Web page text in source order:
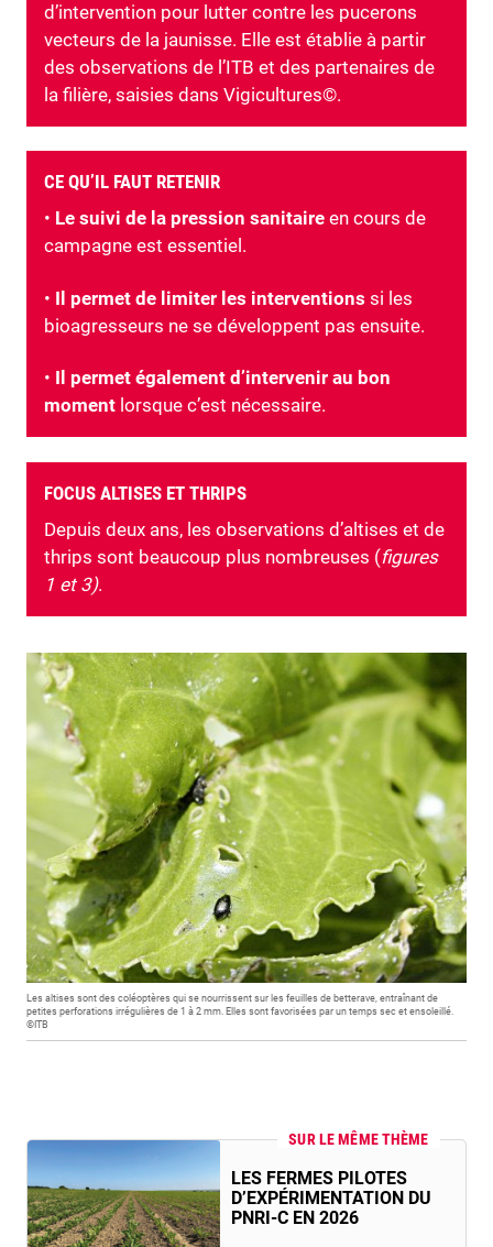
d’intervention pour lutter contre les pucerons
vecteurs de la jaunisse. Elle est établie à partir
des observations de l’ITB et des partenaires de
la filière, saisies dans Vigicultures©.
CE QU’IL FAUT RETENIR
• Le suivi de la pression sanitaire en cours de
campagne est essentiel.
• Il permet de limiter les interventions si les
bioagresseurs ne se développent pas ensuite.
• Il permet également d’intervenir au bon
moment lorsque c’est nécessaire.
FOCUS ALTISES ET THRIPS
Depuis deux ans, les observations d’altises et de
thrips sont beaucoup plus nombreuses (figures
1 et 3).
Les altises sont des coléoptères qui se nourrissent sur les feuilles de betterave, entraînant de
petites perforations irrégulières de 1 à 2 mm. Elles sont favorisées par un temps sec et ensoleillé.
©ITB
SUR LE MÊME THÈME
LES FERMES PILOTES
D’EXPÉRIMENTATION DU
PNRI-C EN 2026